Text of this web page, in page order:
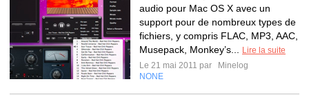
audio pour Mac OS X avec un
support pour de nombreux types de
fichiers, y compris FLAC, MP3, AAC,
Musepack, Monkey’s...
Lire la suite
Le 21 mai 2011 par
Minelog
NONE